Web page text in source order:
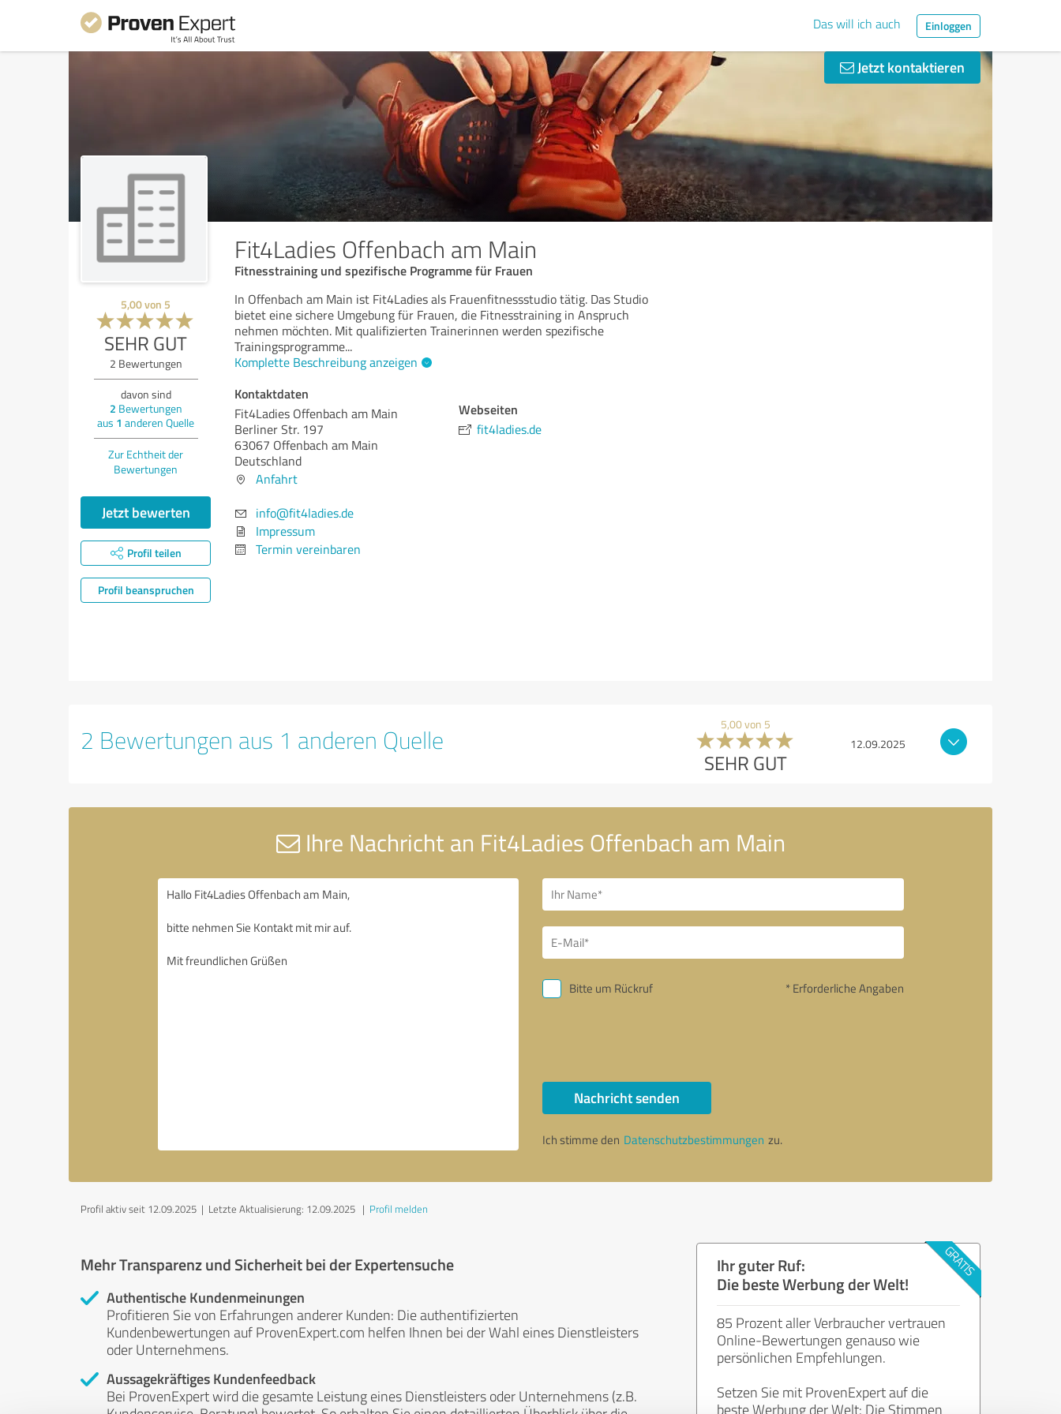
Das will ich auch Einloggen
Jetzt kontaktieren
Fit4Ladies Offenbach am Main
Fitnesstraining und spezifische Programme für Frauen
5,00von 5
SEHR GUT
2 Bewertungen
davon sind
2 Bewertungen
aus 1 anderen Quelle
Zur Echtheit der
Bewertungen
Jetzt bewerten
Profil teilen
Profil beanspruchen
In Offenbach am Main ist Fit4Ladies als Frauenfitnessstudio tätig. Das Studio
bietet eine sichere Umgebung für Frauen, die Fitnesstraining in Anspruch
nehmen möchten. Mit qualifizierten Trainerinnen werden spezifische
Trainingsprogramme...
Komplette Beschreibung anzeigen
Kontaktdaten
Fit4Ladies Offenbach am Main
Berliner Str. 197
63067 Offenbach am Main
Deutschland
Anfahrt
info@fit4ladies.de
Impressum
Termin vereinbaren
Webseiten
fit4ladies.de
2 Bewertungen aus 1 anderen Quelle 5,00 von 5
SEHR GUT
12.09.2025
Ihre Nachricht an Fit4Ladies Offenbach am Main
Bitte um Rückruf * Erforderliche Angaben
Nachricht senden
Ich stimme den Datenschutzbestimmungen zu.
Profil aktiv seit 12.09.2025 | Letzte Aktualisierung: 12.09.2025 | Profil melden
Mehr Transparenz und Sicherheit bei der Expertensuche
Authentische Kundenmeinungen
Profitieren Sie von Erfahrungen anderer Kunden: Die authentifizierten
Kundenbewertungen auf ProvenExpert.com helfen Ihnen bei der Wahl eines Dienstleisters
oder Unternehmens.
Aussagekräftiges Kundenfeedback
Bei ProvenExpert wird die gesamte Leistung eines Dienstleisters oder Unternehmens (z.B.
Ihr guter Ruf:
Die beste Werbung der Welt!
85 Prozent aller Verbraucher vertrauen
Online-Bewertungen genauso wie
persönlichen Empfehlungen.
Setzen Sie mit ProvenExpert auf die
beste Werbung der Welt: Die Stimmen